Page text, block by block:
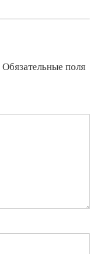
погибли
Обязательные поля